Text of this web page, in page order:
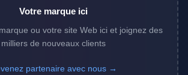
Votre marque ici
ou votre site Web ici et joignez des
milliers de nouveaux clients
partenaire avec nous →